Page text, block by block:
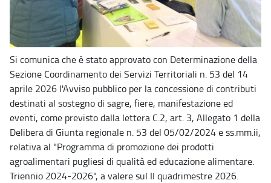
Si comunica che è stato approvato con Determinazione della
Sezione Coordinamento dei Servizi Territoriali n. 53 del 14
aprile 2026 l'Avviso pubblico per la concessione di contributi
destinati al sostegno di sagre, fiere, manifestazione ed
eventi, come previsto dalla lettera C.2, art. 3, Allegato 1 della
Delibera di Giunta regionale n. 53 del 05/02/2024 e ss.mm.ii,
relativa al "Programma di promozione dei prodotti
agroalimentari pugliesi di qualità ed educazione alimentare.
Triennio 2024-2026", a valere sul II quadrimestre 2026.